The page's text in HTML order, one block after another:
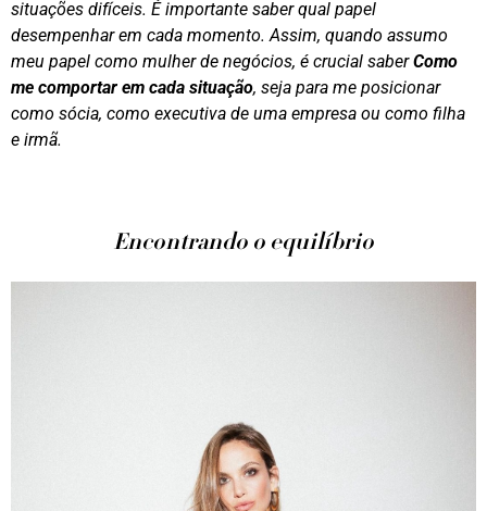
situações difíceis. É importante saber qual papel
desempenhar em cada momento. Assim, quando assumo
meu papel como mulher de negócios, é crucial saberComo
me comportar em cada situação, seja para me posicionar
como sócia, como executiva de uma empresa ou como filha
e irmã.
Encontrando o equilíbrio